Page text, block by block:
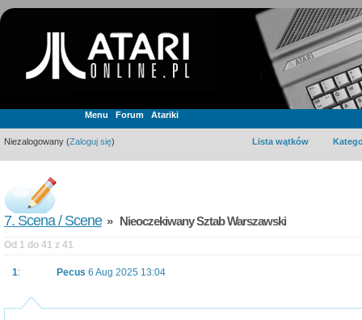
Menu Forum Atariki
Niezalogowany (Zaloguj się) Lista wątków
7. Scena / Scene» Nieoczekiwany Sztab Warszawski
Od 1 do 41 z 41
1: Pecus 6 Aug 2025 13:04